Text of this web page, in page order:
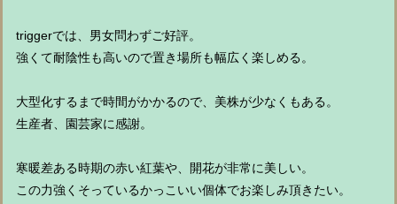
triggerでは、男女問わずご好評。
強くて耐陰性も高いので置き場所も幅広く楽しめる。
大型化するまで時間がかかるので、美株が少なくもある。
生産者、園芸家に感謝。
寒暖差ある時期の赤い紅葉や、開花が非常に美しい。
この力強くそっているかっこいい個体でお楽しみ頂きたい。